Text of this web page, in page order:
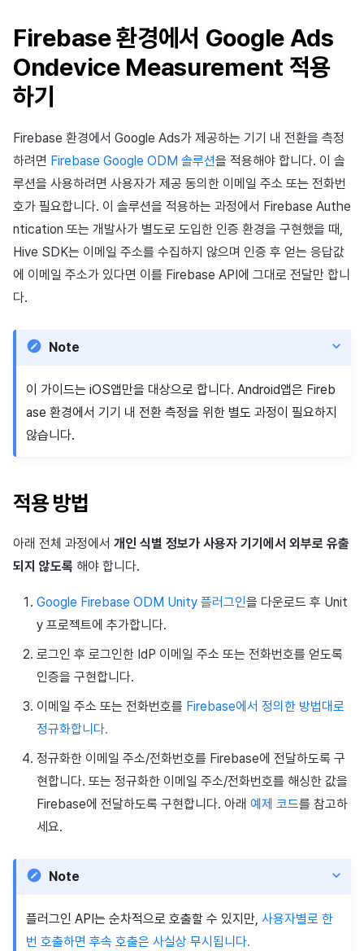
Firebase 환경에서 Google Ads
Ondevice Measurement 적용
하기
Firebase 환경에서 Google Ads가 제공하는 기기 내 전환을 측정
하려면 Firebase Google ODM 솔루션을 적용해야 합니다. 이 솔
루션을 사용하려면 사용자가 제공 동의한 이메일 주소 또는 전화번
호가 필요합니다. 이 솔루션을 적용하는 과정에서 Firebase Authe
ntication 또는 개발사가 별도로 도입한 인증 환경을 구현했을 때,
Hive SDK는 이메일 주소를 수집하지 않으며 인증 후 얻는 응답값
에 이메일 주소가 있다면 이를 Firebase API에 그대로 전달만 합니
다.
Note
이 가이드는 iOS앱만을 대상으로 합니다. Android앱은 Fireb
ase 환경에서 기기 내 전환 측정을 위한 별도 과정이 필요하지
않습니다.
적용 방법
아래 전체 과정에서 개인 식별 정보가 사용자 기기에서 외부로 유출
되지 않도록 해야 합니다.
Google Firebase ODM Unity 플러그인을 다운로드 후 Unit
y 프로젝트에 추가합니다.
로그인 후 로그인한 IdP 이메일 주소 또는 전화번호를 얻도록
인증을 구현합니다.
이메일 주소 또는 전화번호를 Firebase에서 정의한 방법대로
정규화합니다.
정규화한 이메일 주소/전화번호를 Firebase에 전달하도록 구
현합니다. 또는 정규화한 이메일 주소/전화번호를 해싱한 값을
Firebase에 전달하도록 구현합니다. 아래 예제 코드를 참고하
세요.
Note
플러그인 API는 순차적으로 호출할 수 있지만, 사용자별로 한
번 호출하면 후속 호출은 사실상 무시됩니다.